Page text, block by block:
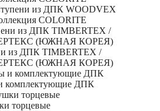
из ДПК WOODVEX
COLORITE
из ДПК TIMBERTEX /
(ЮЖНАЯ КОРЕЯ)
комплектующие ДПК
торцевые